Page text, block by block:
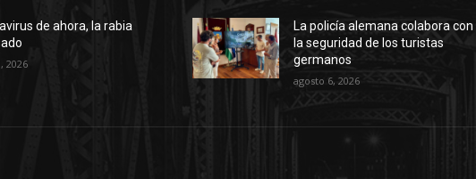
de ahora, la rabia
2026
La policía alemana colabora con
la seguridad de los turistas
germanos
agosto 6, 2026